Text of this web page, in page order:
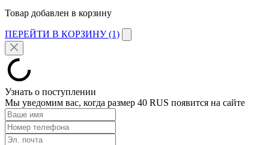
Товар добавлен в корзину
ПЕРЕЙТИ В КОРЗИНУ (1)
Узнать о поступлении
Мы уведомим вас, когда размер 40 RUS появится на сайте